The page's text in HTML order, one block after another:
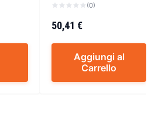
(0)
50,41 €
Aggiungi al
Carrello